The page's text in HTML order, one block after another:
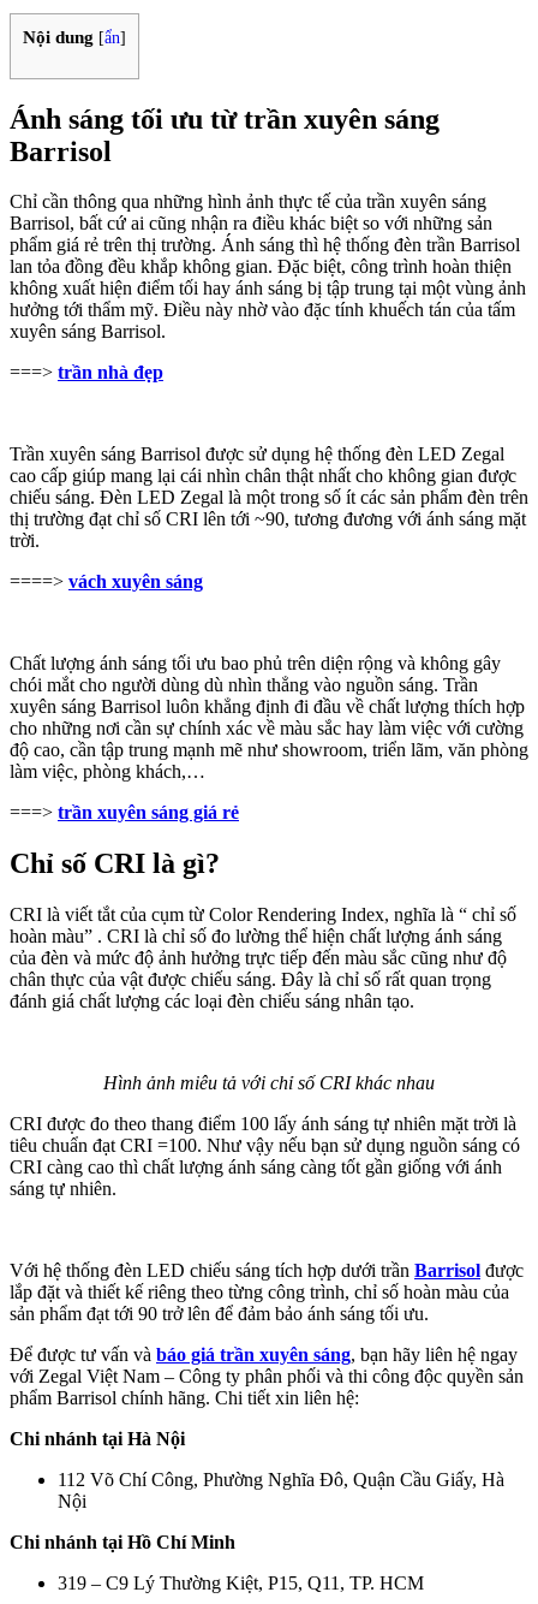
Nội dung [ẩn]
Ánh sáng tối ưu từ trần xuyên sáng
Barrisol
Chỉ cần thông qua những hình ảnh thực tế của trần xuyên sáng
Barrisol, bất cứ ai cũng nhận ra điều khác biệt so với những sản
phẩm giá rẻ trên thị trường. Ánh sáng thì hệ thống đèn trần Barrisol
lan tỏa đồng đều khắp không gian. Đặc biệt, công trình hoàn thiện
không xuất hiện điểm tối hay ánh sáng bị tập trung tại một vùng ảnh
hưởng tới thẩm mỹ. Điều này nhờ vào đặc tính khuếch tán của tấm
xuyên sáng Barrisol.
===> trần nhà đẹp
Trần xuyên sáng Barrisol được sử dụng hệ thống đèn LED Zegal
cao cấp giúp mang lại cái nhìn chân thật nhất cho không gian được
chiếu sáng. Đèn LED Zegal là một trong số ít các sản phẩm đèn trên
thị trường đạt chỉ số CRI lên tới ~90, tương đương với ánh sáng mặt
trời.
====> vách xuyên sáng
Chất lượng ánh sáng tối ưu bao phủ trên diện rộng và không gây
chói mắt cho người dùng dù nhìn thẳng vào nguồn sáng. Trần
xuyên sáng Barrisol luôn khẳng định đi đầu về chất lượng thích hợp
cho những nơi cần sự chính xác về màu sắc hay làm việc với cường
độ cao, cần tập trung mạnh mẽ như showroom, triển lãm, văn phòng
làm việc, phòng khách,…
===> trần xuyên sáng giá rẻ
Chỉ số CRI là gì?
CRI là viết tắt của cụm từ Color Rendering Index, nghĩa là “ chỉ số
hoàn màu” . CRI là chỉ số đo lường thể hiện chất lượng ánh sáng
của đèn và mức độ ảnh hưởng trực tiếp đến màu sắc cũng như độ
chân thực của vật được chiếu sáng. Đây là chỉ số rất quan trọng
đánh giá chất lượng các loại đèn chiếu sáng nhân tạo.
Hình ảnh miêu tả với chỉ số CRI khác nhau
CRI được đo theo thang điểm 100 lấy ánh sáng tự nhiên mặt trời là
tiêu chuẩn đạt CRI =100. Như vậy nếu bạn sử dụng nguồn sáng có
CRI càng cao thì chất lượng ánh sáng càng tốt gần giống với ánh
sáng tự nhiên.
Với hệ thống đèn LED chiếu sáng tích hợp dưới trần Barrisol được
lắp đặt và thiết kế riêng theo từng công trình, chỉ số hoàn màu của
sản phẩm đạt tới 90 trở lên để đảm bảo ánh sáng tối ưu.
Để được tư vấn và báo giá trần xuyên sáng, bạn hãy liên hệ ngay
với Zegal Việt Nam – Công ty phân phối và thi công độc quyền sản
phẩm Barrisol chính hãng. Chi tiết xin liên hệ:
Chi nhánh tại Hà Nội
112 Võ Chí Công, Phường Nghĩa Đô, Quận Cầu Giấy, Hà
Nội
Chi nhánh tại Hồ Chí Minh
319 – C9 Lý Thường Kiệt, P15, Q11, TP. HCM